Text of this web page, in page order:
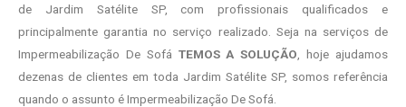
de Jardim Satélite SP, com profissionais qualificados e
principalmente garantia no serviço realizado. Seja na serviços de
Impermeabilização De Sofá TEMOS A SOLUÇÃO , hoje ajudamos
dezenas de clientes em toda Jardim Satélite SP, somos referência
quando o assunto é Impermeabilização De Sofá.